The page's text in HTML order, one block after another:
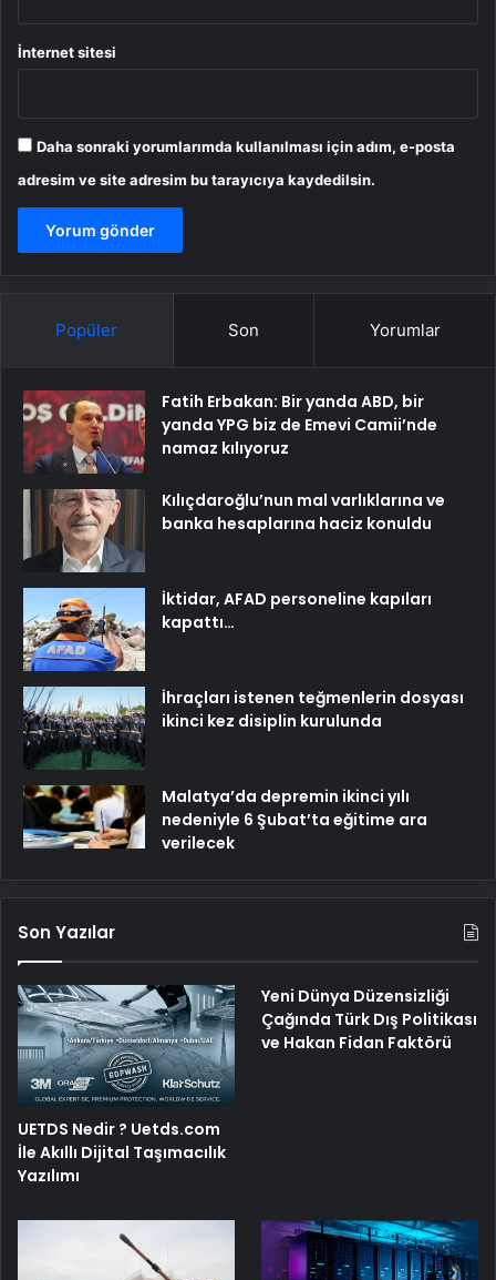
İnternet sitesi
Daha sonraki yorumlarımda kullanılması için adım, e-posta
adresim ve site adresim bu tarayıcıya kaydedilsin.
Popüler Son Yorumlar
Fatih Erbakan: Bir yanda ABD, bir
yanda YPG biz de Emevi Camii’nde
namaz kılıyoruz
Kılıçdaroğlu’nun mal varlıklarına ve
banka hesaplarına haciz konuldu
İktidar, AFAD personeline kapıları
kapattı…
İhraçları istenen teğmenlerin dosyası
ikinci kez disiplin kurulunda
Malatya’da depremin ikinci yılı
nedeniyle 6 Şubat’ta eğitime ara
verilecek
Son Yazılar
UETDS Nedir ? Uetds.com
İle Akıllı Dijital Taşımacılık
Yazılımı
Yeni Dünya Düzensizliği
Çağında Türk Dış Politikası
ve Hakan Fidan Faktörü